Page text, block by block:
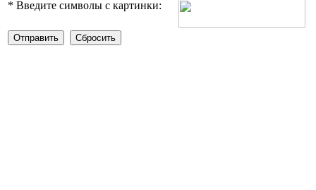
* Введите символы с картинки: